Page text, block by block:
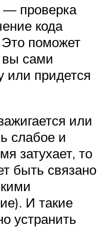
— проверка
кода
поможет
вы сами
или придется
или
слабое и
затухает, то
быть связано
И такие
устранить